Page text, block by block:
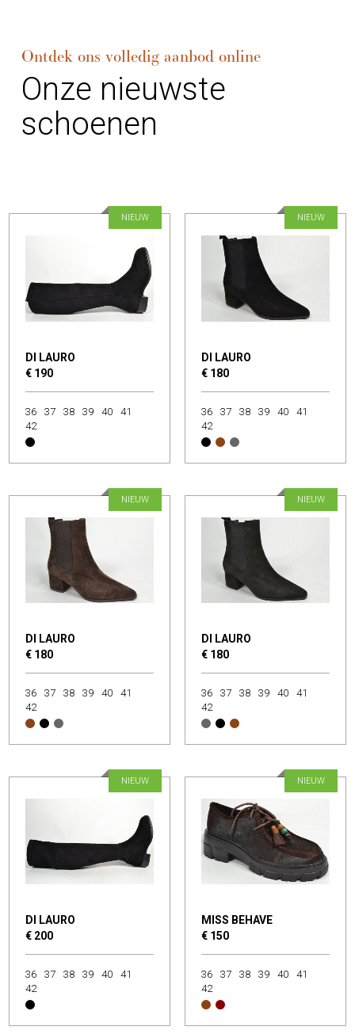
Ontdek ons volledig aanbod online
Onze nieuwste
schoenen
DI LAURO
€ 190
NIEUW
36 37 38 39 40
41
42
DI LAURO
€ 180
NIEUW
36 37 38 39 40
41
42
DI LAURO
€ 180
NIEUW
36 37 38 39 40
41
42
DI LAURO
€ 180
NIEUW
36 37 38 39 40
41
42
DI LAURO
€ 200
NIEUW
36 37 38 39 40
41
42
MISS BEHAVE
€ 150
NIEUW
36 37 38 39 40
41
42